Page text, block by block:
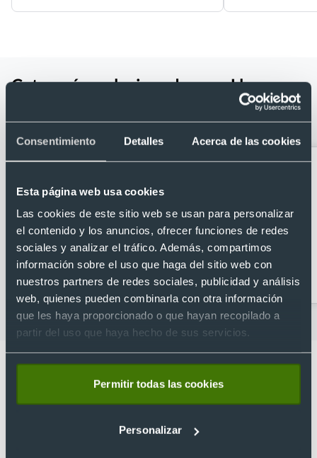
Consentimiento Detalles Acerca de las cookies
Esta página web usa cookies
Las cookies de este sitio web se usan para personalizar
el contenido y los anuncios, ofrecer funciones de redes
sociales y analizar el tráfico. Además, compartimos
información sobre el uso que haga del sitio web con
nuestros partners de redes sociales, publicidad y análisis
web, quienes pueden combinarla con otra información
que les haya proporcionado o que hayan recopilado a
partir del uso que haya hecho de sus servicios.
Permitir todas las cookies
Personalizar
Categorías relacionadas con Llavero
de corcho natural en forma de casa
personalizado
llavero abrebotellas Llaveros Anti estrés
Lo que dicen nuestros clientes